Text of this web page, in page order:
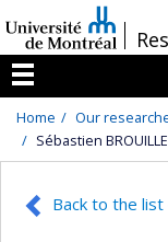
au
contenu
/
Menu
Home Our
Sébastien
Back to the